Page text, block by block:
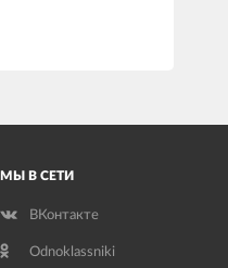
МЫ В СЕТИ
ВКонтакте
Odnoklassniki